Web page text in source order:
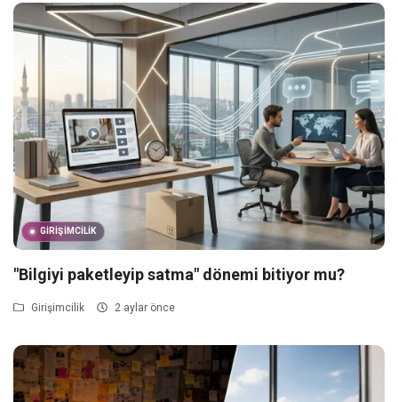
GIRIŞIMCILIK
"Bilgiyi paketleyip satma" dönemi bitiyor mu?
Girişimcilik 2 aylar önce